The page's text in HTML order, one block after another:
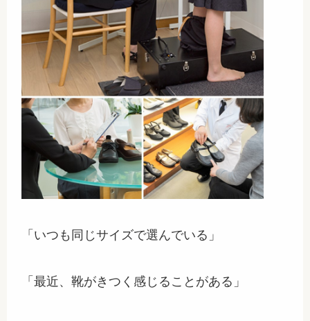
「いつも同じサイズで選んでいる」
「最近、靴がきつく感じることがある」